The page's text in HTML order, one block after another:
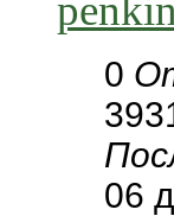
0
06